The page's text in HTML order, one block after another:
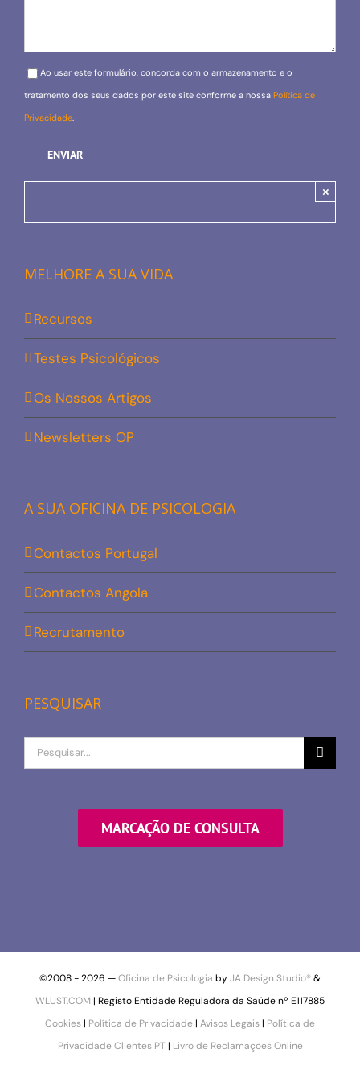
Please leave this field empty.
Ao usar este formulário, concorda com o armazenamento e o
tratamento dos seus dados por este site conforme a nossa Política de
Privacidade
×
MELHORE A SUA VIDA
Recursos
Testes Psicológicos
Os Nossos Artigos
Newsletters OP
A SUA OFICINA DE PSICOLOGIA
Contactos Portugal
Contactos Angola
Recrutamento
PESQUISAR
Procurar
por
MARCAÇÃO DE CONSULTA
©2008 -2026 —Oficina de Psicologia byJA Design Studio®&
WLUST.COM | Registo Entidade Reguladora da Saúde nº E117885
Cookies| Política de Privacidade| Avisos Legais| Política de
Privacidade Clientes PT | Livro de Reclamações Online